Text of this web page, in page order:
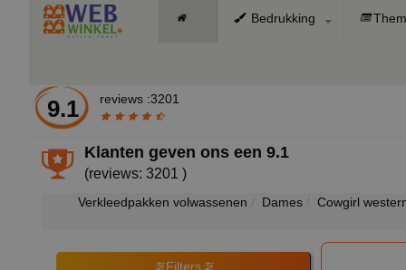
Bedrukking
9.1 reviews :3201
Klanten geven ons een9.1
(reviews: 3201 )
Verkleedpakken volwassenen Dames Cowgirl
Filters